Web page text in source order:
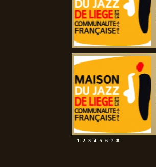
1 2 3 4 5 6 7 8